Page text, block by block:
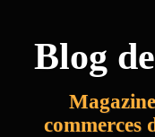
Blog
commerces